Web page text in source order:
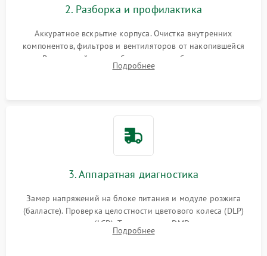
2. Разборка и профилактика
Аккуратное вскрытие корпуса. Очистка внутренних
компонентов, фильтров и вентиляторов от накопившейся
пыли. Визуальный осмотр блока питания, балласта лампы и
материнской платы на наличие прогаров или вздутых
Подробнее
3. Аппаратная диагностика
Замер напряжений на блоке питания и модуле розжига
(балласте). Проверка целостности цветового колеса (DLP)
или поляризаторов (LCD). Тестирование DMD-чипа, датчиков
температуры и оптопар с помощью мультиметра и
Подробнее